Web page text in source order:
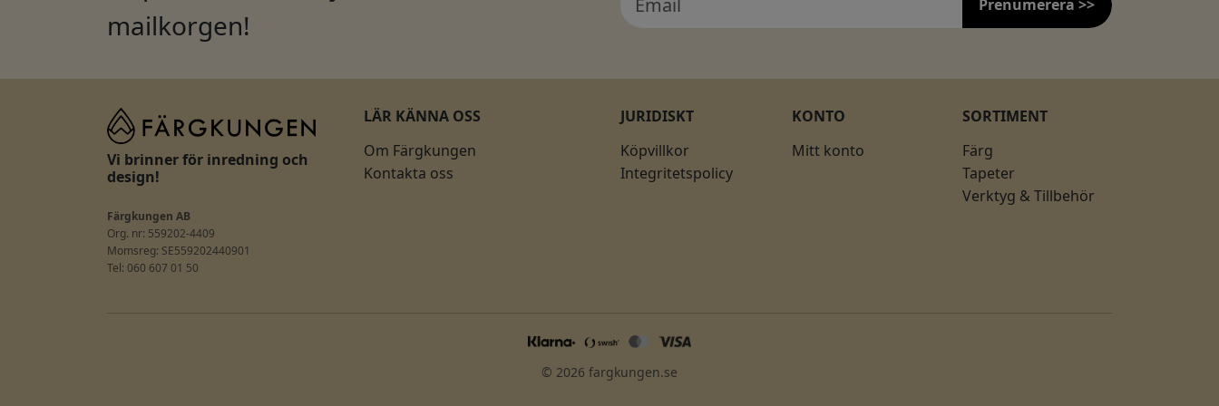
mailkorgen!
Prenumerera >>
Vi brinner för inredning och
design!
Färgkungen AB
Org. nr: 559202-4409
Momsreg: SE559202440901
Tel: 060 607 01 50
LÄR KÄNNA OSS
Om Färgkungen
Kontakta oss
JURIDISKT
Köpvillkor
Integritetspolicy
KONTO
Mitt konto
SORTIMENT
Färg
Tapeter
Verktyg & Tillbehör
© 2026 fargkungen.se